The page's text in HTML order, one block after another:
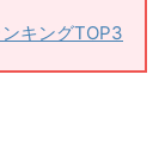
キングTOP3